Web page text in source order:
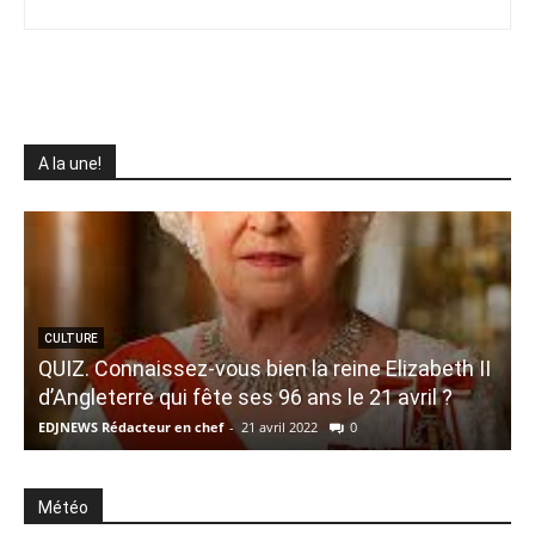
A la une!
CULTURE
QUIZ. Connaissez-vous bien la reine Elizabeth II
d’Angleterre qui fête ses 96 ans le 21 avril ?
EDJNEWS Rédacteur en chef - 21 avril 2022 0
Météo